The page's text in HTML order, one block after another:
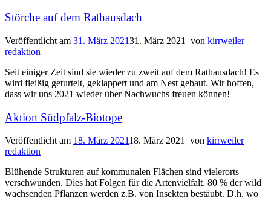
Störche auf dem Rathausdach
Veröffentlicht am 31. März 202131. März 2021 von kirrweiler
redaktion
Seit einiger Zeit sind sie wieder zu zweit auf dem Rathausdach! Es
wird fleißig geturtelt, geklappert und am Nest gebaut. Wir hoffen,
dass wir uns 2021 wieder über Nachwuchs freuen können!
Aktion Südpfalz-Biotope
Veröffentlicht am 18. März 202118. März 2021 von kirrweiler
redaktion
Blühende Strukturen auf kommunalen Flächen sind vielerorts
verschwunden. Dies hat Folgen für die Artenvielfalt. 80 % der wild
wachsenden Pflanzen werden z.B. von Insekten bestäubt. D.h. wo